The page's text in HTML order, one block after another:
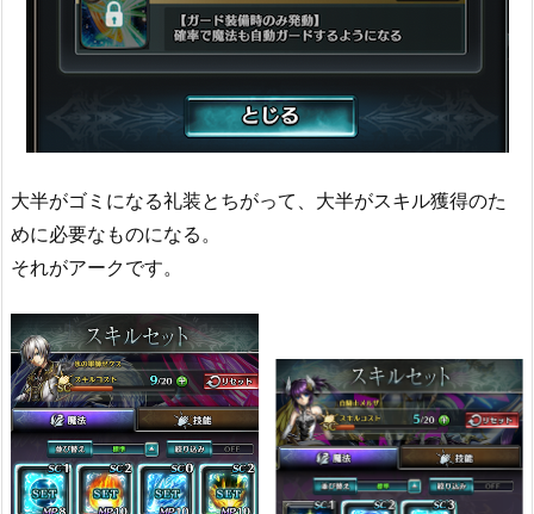
大半がゴミになる礼装とちがって、大半がスキル獲得のた
めに必要なものになる。
それがアークです。